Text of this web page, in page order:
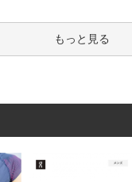
もっと見る